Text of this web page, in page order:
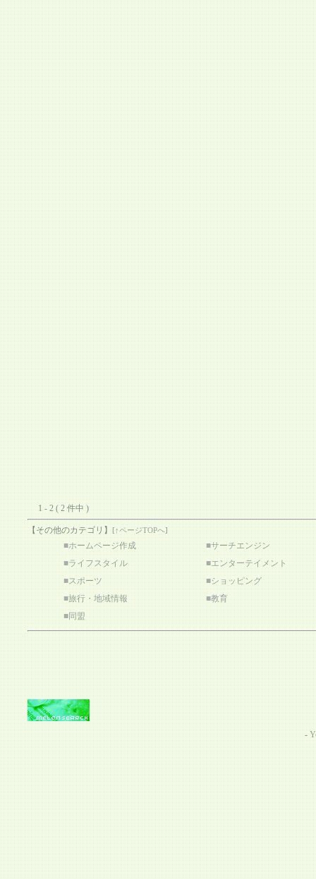
1 - 2 ( 2 件中 )
【その他のカテゴリ】[↑ページTOPへ]
■ホームページ作成 ■サーチエンジン
■ライフスタイル ■エンターテイメント
■スポーツ ■ショッピング
■旅行・地域情報 ■教育
■同盟
-